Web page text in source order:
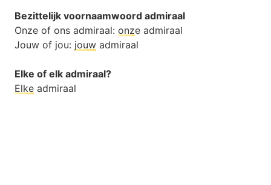
Bezittelijk voornaamwoord admiraal
Onze of ons admiraal: onze admiraal
Jouw of jou: jouw admiraal
Elke of elk admiraal?
Elke admiraal